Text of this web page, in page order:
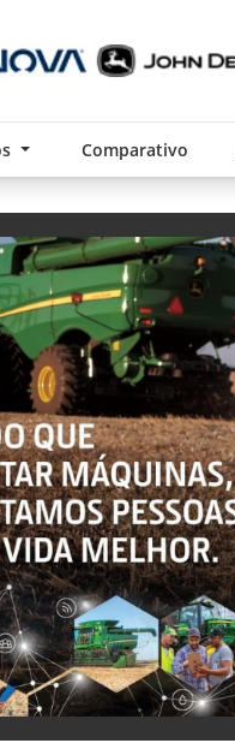
Comparativo